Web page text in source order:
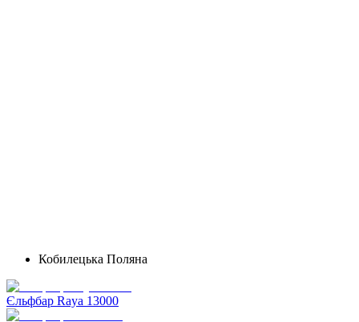
Кобилецька Поляна
Єльфбар Raya 13000